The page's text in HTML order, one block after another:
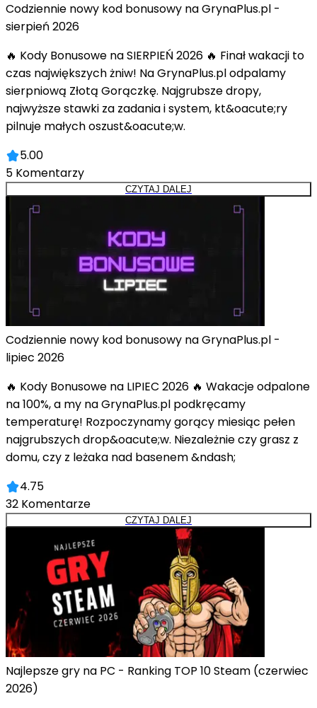
Codziennie nowy kod bonusowy na GrynaPlus.pl -
sierpień 2026
🔥 Kody Bonusowe na SIERPIEŃ 2026 🔥 Finał wakacji to
czas największych żniw! Na GrynaPlus.pl odpalamy
sierpniową Złotą Gorączkę. Najgrubsze dropy,
najwyższe stawki za zadania i system, kt&oacute;ry
pilnuje małych oszust&oacute;w.
5.00
5 Komentarzy
CZYTAJ DALEJ
Codziennie nowy kod bonusowy na GrynaPlus.pl -
lipiec 2026
🔥 Kody Bonusowe na LIPIEC 2026 🔥 Wakacje odpalone
na 100%, a my na GrynaPlus.pl podkręcamy
temperaturę! Rozpoczynamy gorący miesiąc pełen
najgrubszych drop&oacute;w. Niezależnie czy grasz z
domu, czy z leżaka nad basenem &ndash;
4.75
32 Komentarze
CZYTAJ DALEJ
Najlepsze gry na PC - Ranking TOP 10 Steam (czerwiec
2026)